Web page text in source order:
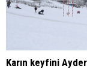
Karın keyfini